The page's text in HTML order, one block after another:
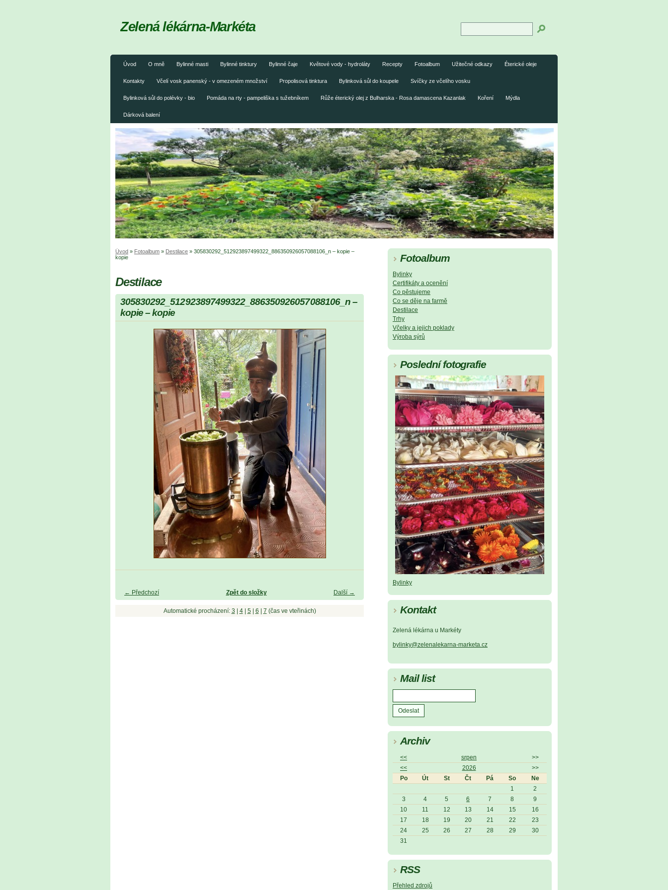
Úvod O mně Bylinné masti Bylinné tinktury Bylinné čaje Květové vody - hydroláty Recepty Fotoalbum Užitečné odkazy Éterické oleje
Kontakty Včelí vosk panenský - v omezeném množství Propolisová tinktura Bylinková sůl do koupele Svíčky ze včelího vosku
Bylinková sůl do polévky - bio Pomáda na rty - pampeliška s tužebníkem Růže éterický olej z Bulharska - Rosa damascena Kazanlak Koření Mýdla
Dárková balení
Zelená lékárna-Markéta
Úvod » Fotoalbum » Destilace » 305830292_512923897499322_886350926057088106_n – kopie –
kopie
Destilace
305830292_512923897499322_886350926057088106_n –
kopie – kopie
← Předchozí Další →
Zpět do složky
Automatické procházení: 3 4| 5| 6 7 (čas ve vteřinách)
Fotoalbum
Bylinky
Certifikáty a ocenění
Co pěstujeme
Co se děje na farmě
Destilace
Trhy
Včelky a jejich poklady
Výroba sýrů
Poslední fotografie
Bylinky
Kontakt
Zelená lékárna u Markéty
bylinky@zelenalekarna-marketa.cz
Mail list
Archiv
<< srpen
>>
<<
2026
>>
Po
Út St Čt Pá So
Ne
1
2
3
4 5 6 7 8
9
10
11 12 13 14 15
16
17
18 19 20 21 22
23
24
25 26 27 28 29
30
31
RSS
Přehled zdrojů